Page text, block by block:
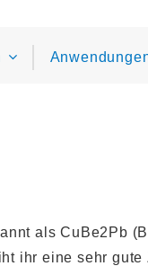
als CuBe2Pb
ihr eine sehr